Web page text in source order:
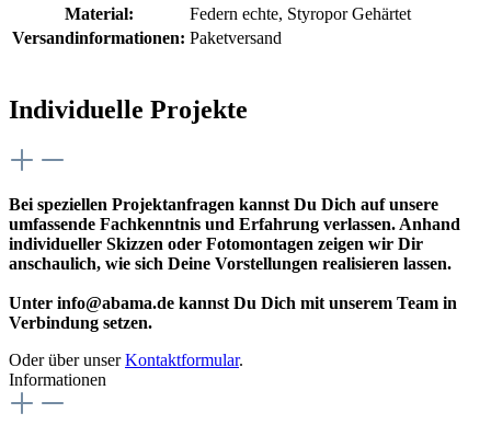
Material:
Federn echte, Styropor Gehärtet
Versandinformationen: Paketversand
Individuelle Projekte
Bei speziellen Projektanfragen kannst Du Dich auf unsere
umfassende Fachkenntnis und Erfahrung verlassen. Anhand
individueller Skizzen oder Fotomontagen zeigen wir Dir
anschaulich, wie sich Deine Vorstellungen realisieren lassen.
Unter info@abama.de kannst Du Dich mit unserem Team in
Verbindung setzen.
Oder über unserKontaktformular.
Informationen